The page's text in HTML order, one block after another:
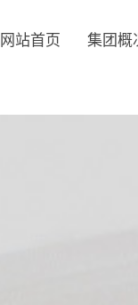
网站首页 集团概